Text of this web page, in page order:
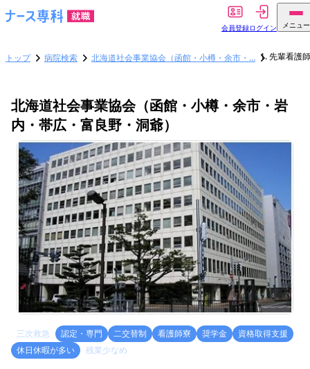
会員登録ログイン メニュー
トップ 病院検索 北海道社会事業協会（函館・小樽・余市・… 先輩看護
北海道社会事業協会（函館・小樽・余市・岩
内・帯広・富良野・洞爺）
三次救急 認定・専門 二交替制 看護師寮 奨学金
資格取得支援
休日休暇が多い
残業少なめ